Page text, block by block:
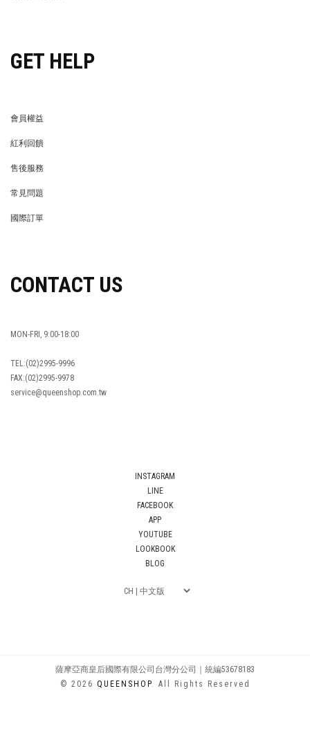
GET HELP
會員權益
紅利回饋
售後服務
常見問題
國際訂單
CONTACT US
MON-FRI, 9:00-18:00
TEL:(02)2995-9996
FAX:(02)2995-9978
service@queenshop.com.tw
INSTAGRAM
LINE
FACEBOOK
APP
YOUTUBE
LOOKBOOK
BLOG
薩摩亞商皇后國際有限公司台灣分公司｜統編53678183
© 2026 QUEENSHOP. All Rights Reserved